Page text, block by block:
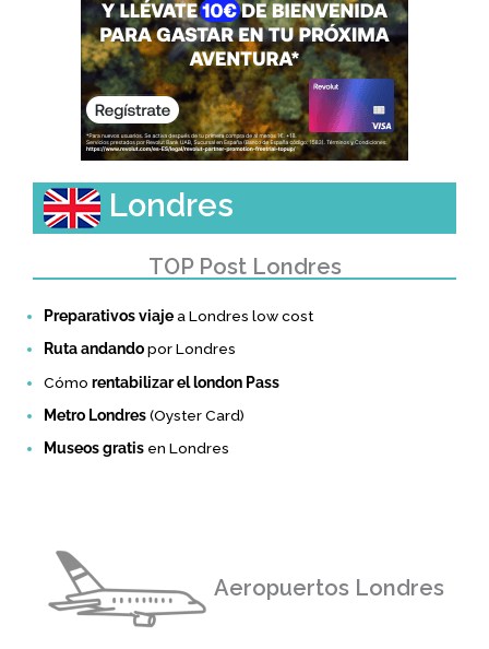
Londres
TOP Post Londres
Preparativos viajea Londres low cost
Ruta andandopor Londres
Cómo rentabilizar el london Pass
Metro Londres(Oyster Card)
Museos gratis en Londres
Aeropuertos Londres